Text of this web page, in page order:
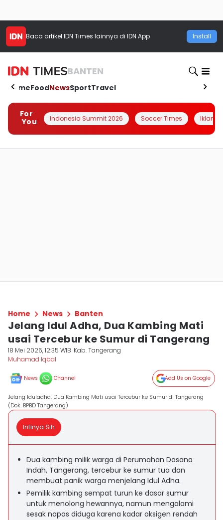
Baca artikel IDN Times lainnya di IDN App Install
BANTEN
HomeFoodNewsSportTravel
For
You
Indonesia Summit 2026 Soccer Times Iklanin
Home News Banten
Jelang Idul Adha, Dua Kambing Mati
usai Tercebur ke Sumur di Tangerang
18 Mei 2026, 12:35 WIB Kab. Tangerang
Muhamad Iqbal
News Channel Add Us on Google
Jelang Iduladha, Dua Kambing Mati usai Tercebur ke Sumur di Tangerang
(Dok. BPBD Tangerang)
Intinya Sih
Dua kambing milik warga di Perumahan Dasana
Indah, Tangerang, tercebur ke sumur tua dan
membuat panik warga menjelang Idul Adha.
Pemilik kambing sempat turun ke dasar sumur
untuk menolong hewannya, namun mengalami
sesak napas diduga karena kadar oksigen rendah